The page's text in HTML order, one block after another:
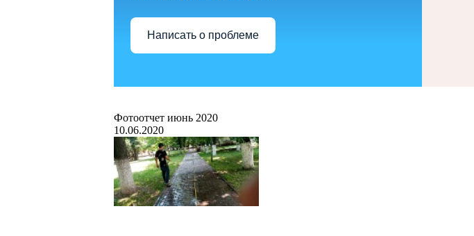
Написать о проблеме
Фотоотчет июнь 2020
10.06.2020